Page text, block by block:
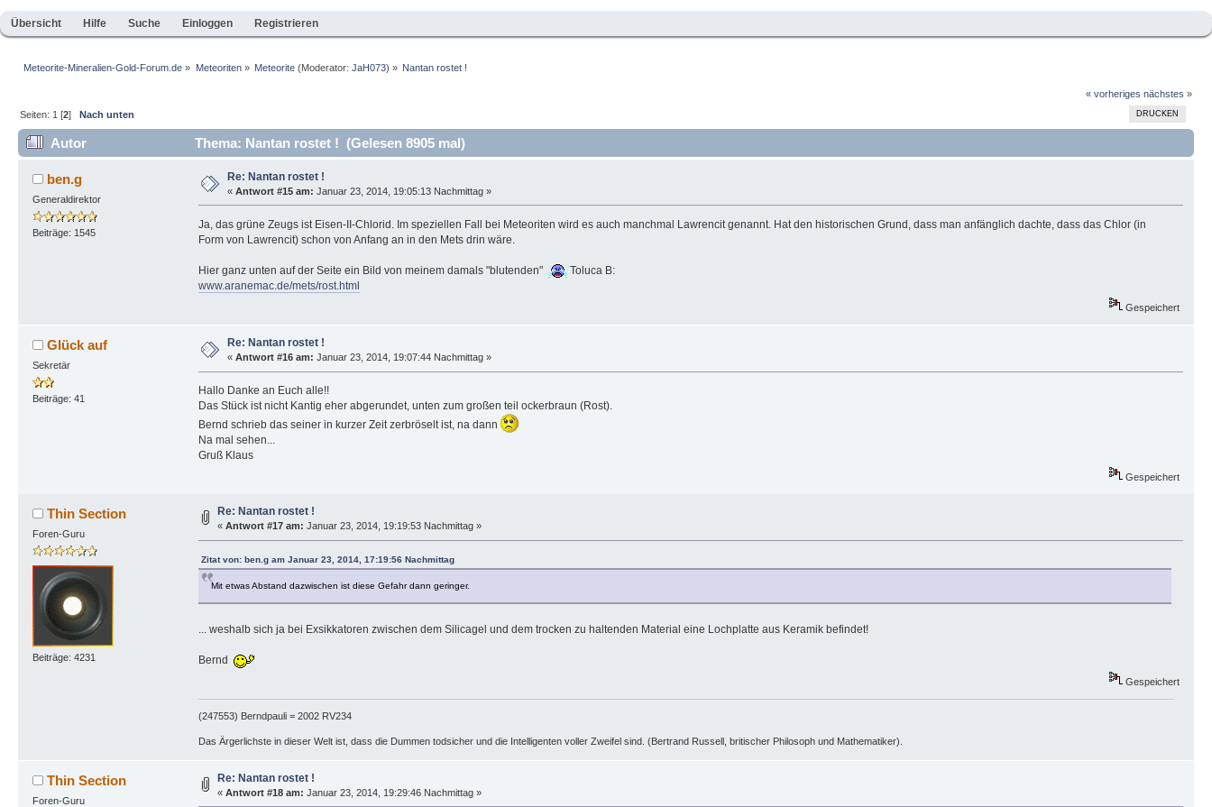
Übersicht Hilfe Suche Einloggen Registrieren
Meteorite-Mineralien-Gold-Forum.de » Meteoriten» Meteorite(Moderator: JaH073) » Nantan rostet !
« vorheriges nächstes »
DRUCKEN
Seiten: 1 [2]Nach unten
Autor Thema: Nantan rostet ! (Gelesen 8905 mal)
ben.g
Generaldirektor
Beiträge: 1545
Re: Nantan rostet !
« Antwort #15 am: Januar 23, 2014, 19:05:13 Nachmittag »
Ja, das grüne Zeugs ist Eisen-II-Chlorid. Im speziellen Fall bei Meteoriten wird es auch manchmal Lawrencit genannt. Hat den historischen Grund, dass man anfänglich dachte, dass das Chlor (in
Form von Lawrencit) schon von Anfang an in den Mets drin wäre.
Hier ganz unten auf der Seite ein Bild von meinem damals "blutenden"
Toluca B:
www.aranemac.de/mets/rost.html
Gespeichert
Glück auf
Sekretär
Beiträge: 41
Re: Nantan rostet !
« Antwort #16 am: Januar 23, 2014, 19:07:44 Nachmittag »
Hallo Danke an Euch alle!!
Das Stück ist nicht Kantig eher abgerundet, unten zum großen teil ockerbraun (Rost).
Bernd schrieb das seiner in kurzer Zeit zerbröselt ist, na dann
Na mal sehen...
Gruß Klaus
Gespeichert
Thin Section
Foren-Guru
Beiträge: 4231
Re: Nantan rostet !
« Antwort #17 am: Januar 23, 2014, 19:19:53 Nachmittag »
Zitat von: ben.g am Januar 23, 2014, 17:19:56 Nachmittag
Mit etwas Abstand dazwischen ist diese Gefahr dann geringer.
... weshalb sich ja bei Exsikkatoren zwischen dem Silicagel und dem trocken zu haltenden Material eine Lochplatte aus Keramik befindet!
Bernd
Gespeichert
(247553) Berndpauli = 2002 RV234
Das Ärgerlichste in dieser Welt ist, dass die Dummen todsicher und die Intelligenten voller Zweifel sind. (Bertrand Russell, britischer Philosoph und Mathematiker).
Thin Section
Foren-Guru
Re: Nantan rostet !
« Antwort #18 am: Januar 23, 2014, 19:29:46 Nachmittag »